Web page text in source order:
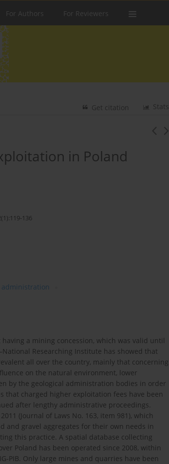
For Authors For Reviewers
Stats
Get citation
in Poland
136
administration
a mining concession, which was valid until
Researching Institute has showed that
all over the country, mainly that concerning
on the natural environment, lower
by the geological administration bodies in order
charged higher exploitation fees have been
after lengthy administrative proceedings.
(Journal of Laws No. 163, item 981), which
and gravel aggregates for their own needs in
this practice. A spatial database collecting
Poland has been operated since 2008, within
PIB. Only large mines and quarries have been